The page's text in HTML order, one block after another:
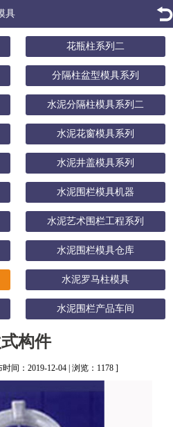
具
花瓶柱系列二
分隔柱盆型模具系列
水泥分隔柱模具系列二
水泥花窗模具系列
水泥井盖模具系列
水泥围栏模具机器
水泥艺术围栏工程系列
水泥围栏模具仓库
水泥罗马柱模具
水泥围栏产品车间
式构件
间：2019-12-04 | 浏览：1178 ]